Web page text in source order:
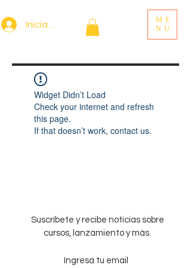
Iniciar sesión
ME
NU
Widget Didn’t Load
Check your internet and refresh
this page.
If that doesn’t work, contact us.
Suscríbete y recibe noticias sobre
cursos, lanzamiento y más.